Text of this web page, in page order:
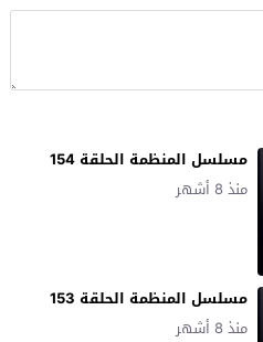
مسلسل المنظمة الحلقة 154
منذ 8 أشهر
مسلسل المنظمة الحلقة 153
منذ 8 أشهر